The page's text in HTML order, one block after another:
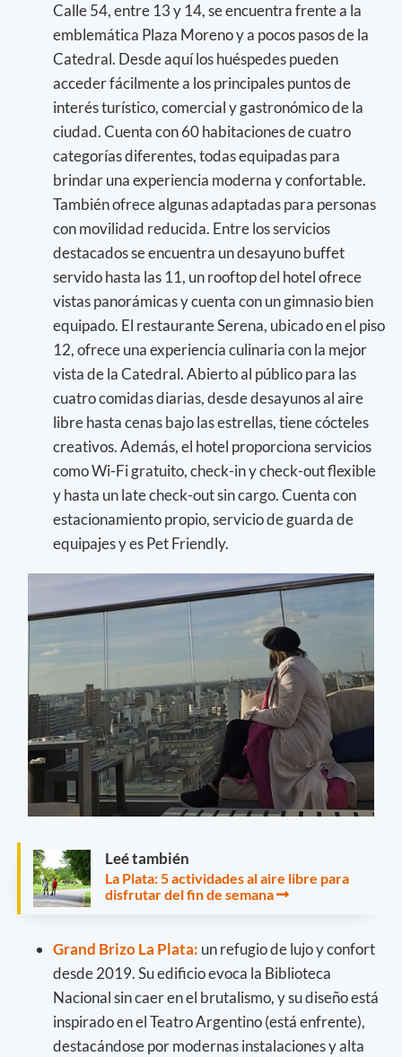
Calle 54, entre 13 y 14, se encuentra frente a la
emblemática Plaza Moreno y a pocos pasos de la
Catedral. Desde aquí los huéspedes pueden
acceder fácilmente a los principales puntos de
interés turístico, comercial y gastronómico de la
ciudad. Cuenta con 60 habitaciones de cuatro
categorías diferentes, todas equipadas para
brindar una experiencia moderna y confortable.
También ofrece algunas adaptadas para personas
con movilidad reducida. Entre los servicios
destacados se encuentra un desayuno buffet
servido hasta las 11, un rooftop del hotel ofrece
vistas panorámicas y cuenta con un gimnasio bien
equipado. El restaurante Serena, ubicado en el piso
12, ofrece una experiencia culinaria con la mejor
vista de la Catedral. Abierto al público para las
cuatro comidas diarias, desde desayunos al aire
libre hasta cenas bajo las estrellas, tiene cócteles
creativos. Además, el hotel proporciona servicios
como Wi-Fi gratuito, check-in y check-out flexible
y hasta un late check-out sin cargo. Cuenta con
estacionamiento propio, servicio de guarda de
equipajes y es Pet Friendly.
Leé también
La Plata: 5 actividades al aire libre para
disfrutar del fin de semana
Grand Brizo La Plata: un refugio de lujo y confort
desde 2019. Su edificio evoca la Biblioteca
Nacional sin caer en el brutalismo, y su diseño está
inspirado en el Teatro Argentino (está enfrente),
destacándose por modernas instalaciones y alta